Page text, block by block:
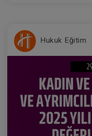
Hukuk Eğitim